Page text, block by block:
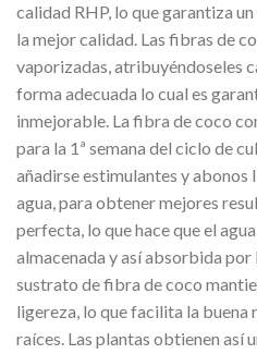
calidad RHP, lo que garantiza
la mejor calidad. Las fibras de
vaporizadas, atribuyéndoseles
forma adecuada lo cual es
inmejorable. La fibra de coco
para la 1ª semana del ciclo de
añadirse estimulantes y abonos
agua, para obtener mejores
perfecta, lo que hace que el
almacenada y así absorbida por
sustrato de fibra de coco
ligereza, lo que facilita la buena
raíces. Las plantas obtienen así